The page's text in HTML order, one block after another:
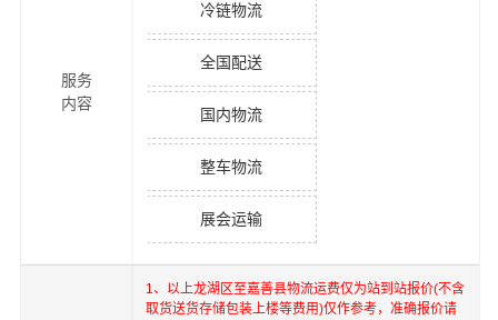
服务
内容
冷链物流
全国配送
国内物流
整车物流
展会运输
1、以上龙湖区 至嘉善县物流运费仅为站到站报价(不含
取货送货存储包装上楼等费用)仅作参考，准确报价请